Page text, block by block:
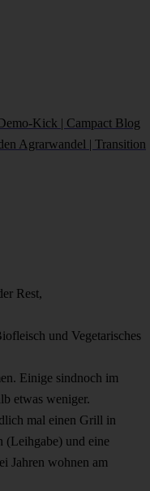
Kick | Campact Blog
Agrarwandel | Transition
Rest,
und Vegetarisches
Einige sindnoch im
etwas weniger.
mal einen Grill in
(Leihgabe) und eine
Jahren wohnen am